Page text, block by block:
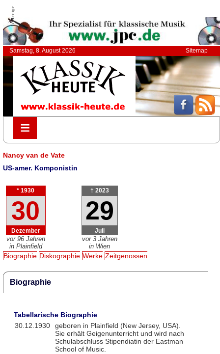
Anzeige
Samstag, 8. August 2026 Sitemap
≡
≡
Nancy van de Vate
US-amer. Komponistin
* 1930
30
Dezember
vor 96 Jahren
in Plainfield
† 2023
29
Juli
vor 3 Jahren
in Wien
Biographie Diskographie Werke Zeitgenossen
Biographie
Tabellarische Biographie
30.12.1930
geboren in Plainfield (New Jersey, USA).
Sie erhält Geigenunterricht und wird nach
Schulabschluss Stipendiatin der Eastman
School of Music.